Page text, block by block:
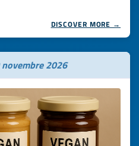
DISCOVER MORE →
2026